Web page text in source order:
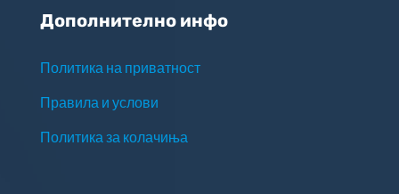
Дополнително инфо
Политика на приватност
Правила и услови
Политика за колачиња